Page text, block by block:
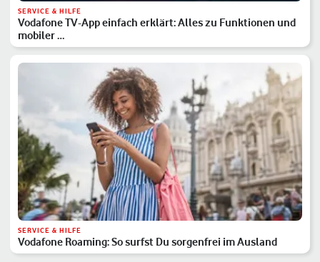
SERVICE & HILFE
Vodafone TV-App einfach erklärt: Alles zu Funktionen und
mobiler …
SERVICE & HILFE
Vodafone Roaming: So surfst Du sorgenfrei im Ausland